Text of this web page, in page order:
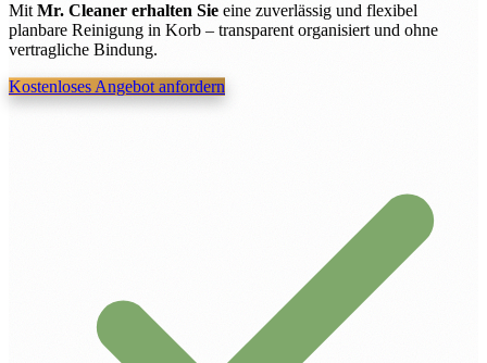
Mit Mr. Cleaner erhalten Sie eine zuverlässig und flexibel
planbare Reinigung in Korb – transparent organisiert und ohne
vertragliche Bindung.
Kostenloses Angebot anfordern